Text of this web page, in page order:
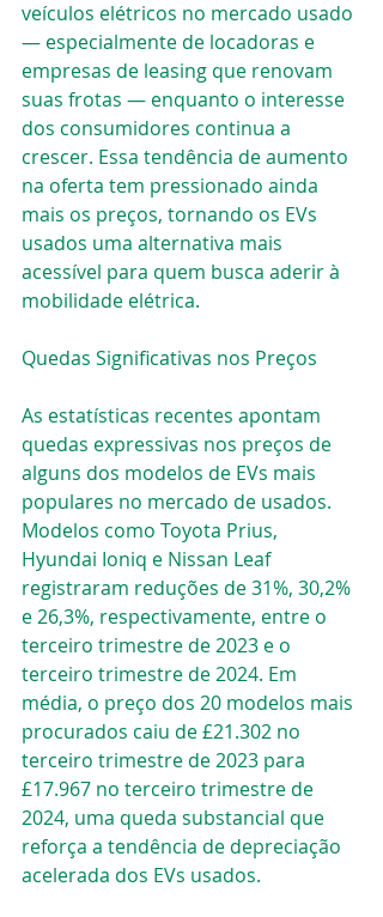
veículos elétricos no mercado usado
— especialmente de locadoras e
empresas de leasing que renovam
suas frotas — enquanto o interesse
dos consumidores continua a
crescer. Essa tendência de aumento
na oferta tem pressionado ainda
mais os preços, tornando os EVs
usados uma alternativa mais
acessível para quem busca aderir à
mobilidade elétrica.
Quedas Significativas nos Preços
As estatísticas recentes apontam
quedas expressivas nos preços de
alguns dos modelos de EVs mais
populares no mercado de usados.
Modelos como Toyota Prius,
Hyundai Ioniq e Nissan Leaf
registraram reduções de 31%, 30,2%
e 26,3%, respectivamente, entre o
terceiro trimestre de 2023 e o
terceiro trimestre de 2024. Em
média, o preço dos 20 modelos mais
procurados caiu de £21.302 no
terceiro trimestre de 2023 para
£17.967 no terceiro trimestre de
2024, uma queda substancial que
reforça a tendência de depreciação
acelerada dos EVs usados.